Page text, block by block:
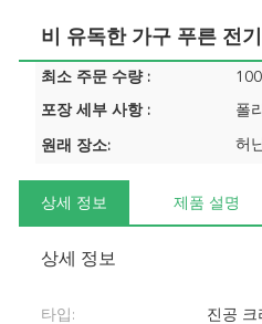
비 유독한 가구 푸른 전
최소 주문 수량 :
포장 세부 사항 :
원래 장소: 허
상세 정보 제품 설명
상세 정보
타입: 진공 크